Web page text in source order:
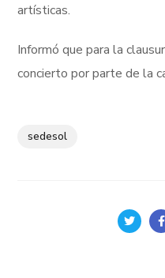
artísticas.
Informó que para la
concierto por parte de la
sedesol